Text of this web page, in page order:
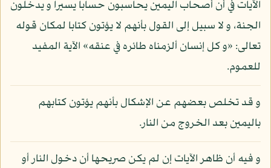
الآيات في أن أصحاب اليمين يحاسبون حسابا يسيرا و يدخلون
الجنة، و لا سبيل إلى القول بأنهم لا يؤتون كتابا لمكان قوله
تعالى: «و كل إنسان ألزمناه طائره في عنقه» الآية المفيد
للعموم.
و قد تخلص بعضهم عن الإشكال بأنهم يؤتون كتابهم
باليمين بعد الخروج من النار.
و فيه أن ظاهر الآيات إن لم يكن صريحها أن دخول النار أو